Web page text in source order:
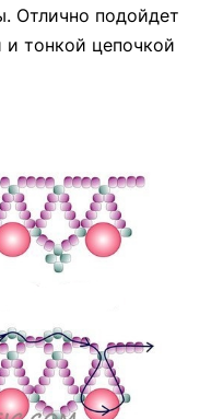
Отлично подойдет
и тонкой цепочкой